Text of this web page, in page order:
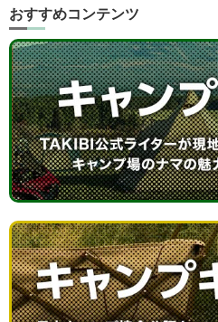
おすすめコンテンツ